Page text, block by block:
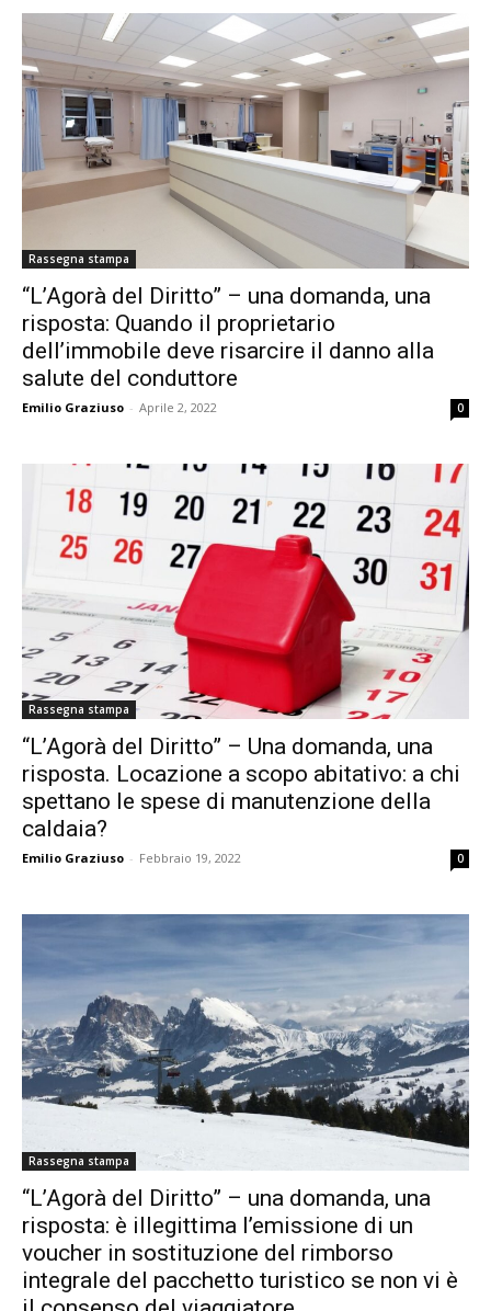
Rassegna stampa
“L’Agorà del Diritto” – una domanda, una
risposta: Quando il proprietario
dell’immobile deve risarcire il danno alla
salute del conduttore
Emilio Graziuso - Aprile 2, 2022 0
Rassegna stampa
“L’Agorà del Diritto” – Una domanda, una
risposta. Locazione a scopo abitativo: a chi
spettano le spese di manutenzione della
caldaia?
Emilio Graziuso - Febbraio 19, 2022 0
Rassegna stampa
“L’Agorà del Diritto” – una domanda, una
risposta: è illegittima l’emissione di un
voucher in sostituzione del rimborso
integrale del pacchetto turistico se non vi è